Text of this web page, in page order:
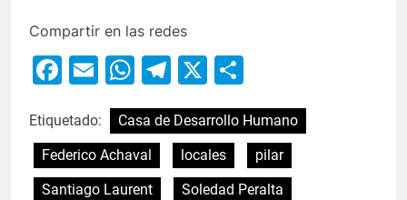
Compartir en las redes
Facebook
EmailWhatsApp
Telegram
X
Etiquetado:
Casa de Desarrollo Humano
Federico Achaval
locales
pilar
Santiago Laurent
Soledad Peralta